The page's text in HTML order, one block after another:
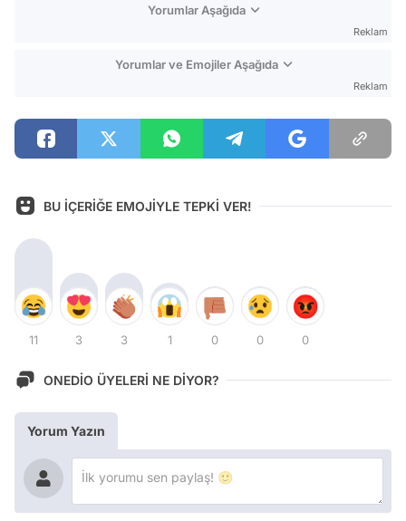
Yorumlar Aşağıda
Reklam
Yorumlar ve Emojiler Aşağıda
Reklam
BU İÇERİĞE EMOJİYLE TEPKİ VER!
11 3 3 1 0 0 0
ONEDİO ÜYELERİ NE DİYOR?
Yorum Yazın